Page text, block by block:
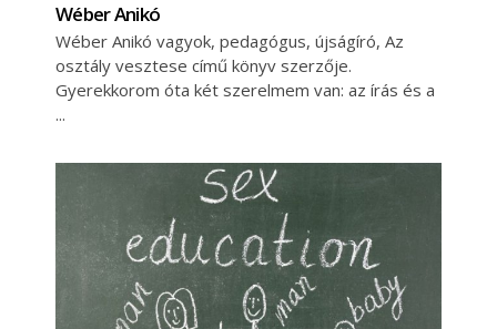
Wéber Anikó
Wéber Anikó vagyok, pedagógus, újságíró, Az
osztály vesztese című könyv szerzője.
Gyerekkorom óta két szerelmem van: az írás és a